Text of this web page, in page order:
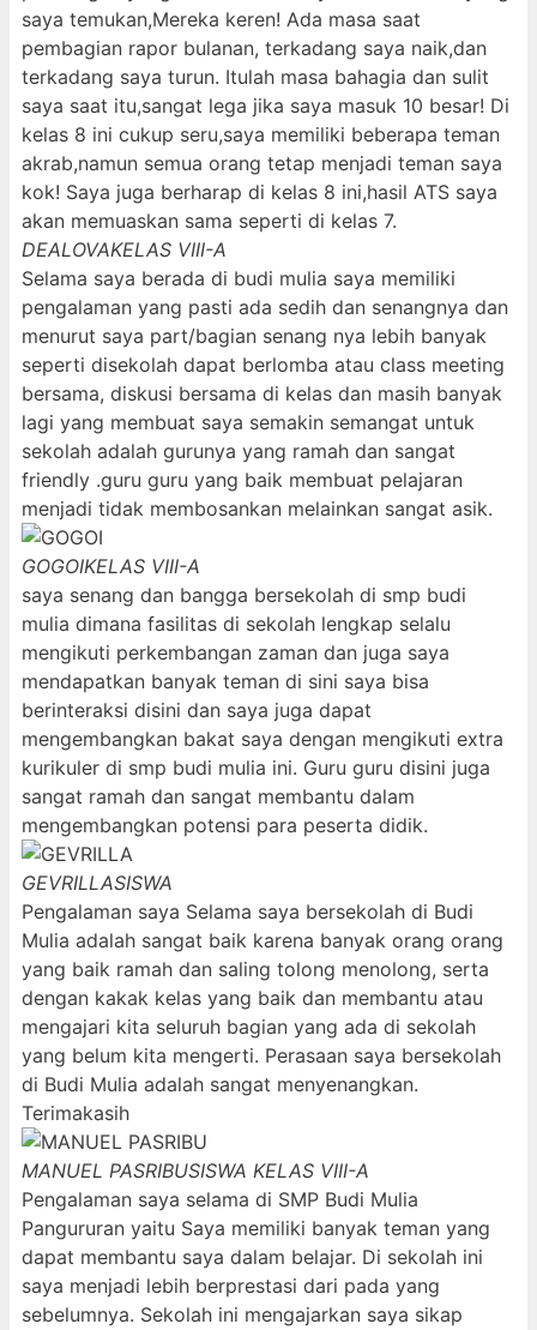
saya temukan,Mereka keren! Ada masa saat
pembagian rapor bulanan, terkadang saya naik,dan
terkadang saya turun. Itulah masa bahagia dan sulit
saya saat itu,sangat lega jika saya masuk 10 besar! Di
kelas 8 ini cukup seru,saya memiliki beberapa teman
akrab,namun semua orang tetap menjadi teman saya
kok! Saya juga berharap di kelas 8 ini,hasil ATS saya
akan memuaskan sama seperti di kelas 7.
DEALOVAKELAS VIII-A
Selama saya berada di budi mulia saya memiliki
pengalaman yang pasti ada sedih dan senangnya dan
menurut saya part/bagian senang nya lebih banyak
seperti disekolah dapat berlomba atau class meeting
bersama, diskusi bersama di kelas dan masih banyak
lagi yang membuat saya semakin semangat untuk
sekolah adalah gurunya yang ramah dan sangat
friendly .guru guru yang baik membuat pelajaran
menjadi tidak membosankan melainkan sangat asik.
GOGOIKELAS VIII-A
saya senang dan bangga bersekolah di smp budi
mulia dimana fasilitas di sekolah lengkap selalu
mengikuti perkembangan zaman dan juga saya
mendapatkan banyak teman di sini saya bisa
berinteraksi disini dan saya juga dapat
mengembangkan bakat saya dengan mengikuti extra
kurikuler di smp budi mulia ini. Guru guru disini juga
sangat ramah dan sangat membantu dalam
mengembangkan potensi para peserta didik.
GEVRILLASISWA
Pengalaman saya Selama saya bersekolah di Budi
Mulia adalah sangat baik karena banyak orang orang
yang baik ramah dan saling tolong menolong, serta
dengan kakak kelas yang baik dan membantu atau
mengajari kita seluruh bagian yang ada di sekolah
yang belum kita mengerti. Perasaan saya bersekolah
di Budi Mulia adalah sangat menyenangkan.
Terimakasih
MANUEL PASRIBUSISWA KELAS VIII-A
Pengalaman saya selama di SMP Budi Mulia
Pangururan yaitu Saya memiliki banyak teman yang
dapat membantu saya dalam belajar. Di sekolah ini
saya menjadi lebih berprestasi dari pada yang
sebelumnya. Sekolah ini mengajarkan saya sikap